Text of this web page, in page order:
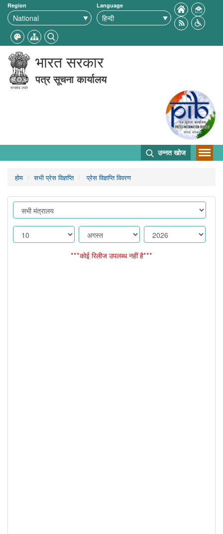
Region Language
भारत सरकार
पत्र सूचना कार्यालय
उन्नत खोज
होम सभी प्रेस विज्ञप्ति प्रेस विज्ञप्ति विवरण
***कोई रिलीज उपलब्ध नहीं है***